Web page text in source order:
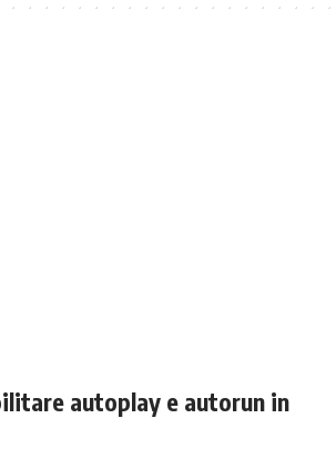
autoplay e autorun in